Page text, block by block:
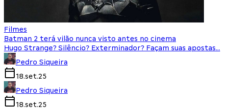
Filmes
Batman 2 terá vilão nunca visto antes no cinema
Hugo Strange? Silêncio? Exterminador? Façam suas apostas…
Pedro Siqueira
18.set.25
Pedro Siqueira
18.set.25